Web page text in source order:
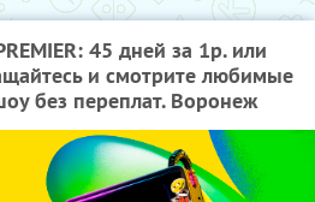
45 дней за 1р. или
и смотрите любимые
без переплат. Воронеж